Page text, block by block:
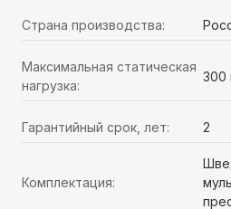
Страна производства:
Максимальная статическая
нагрузка:
300
Гарантийный срок, лет: 2
Комплектация: